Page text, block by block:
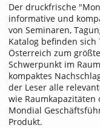
Der druckfrische
informative und
von Seminaren,
Katalog befinden sich
Österreich zum
Schwerpunkt im
kompaktes
der Leser alle
wie
Mondial
Produkt.